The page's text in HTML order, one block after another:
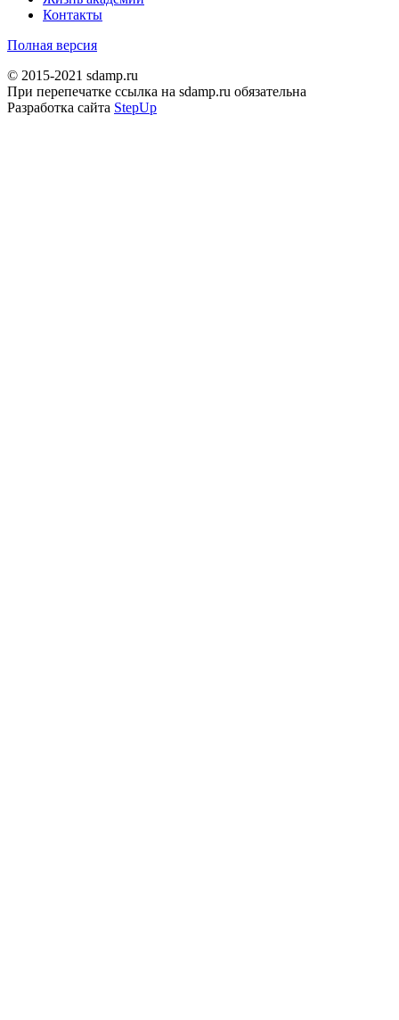
Контакты
Полная версия
© 2015-2021 sdamp.ru
При перепечатке ссылка на sdamp.ru обязательна
Разработка сайта StepUp